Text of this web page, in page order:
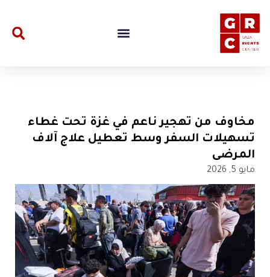
مخاوف من تهجير ناعم في غزة تحت غطاء
تسهيلات السفر وسط تعطيل علاج آلاف
المرضى
مايو 5, 2026